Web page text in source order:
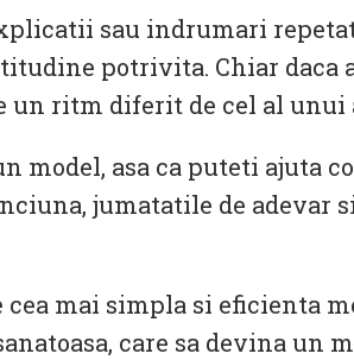
sau indrumari
potrivita. Chiar daca
un ritm diferit de cel al unui
model, asa ca puteti ajuta
jumatatile de adevar
mai simpla si eficienta
care sa devina un